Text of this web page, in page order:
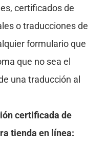
certificados de
o traducciones de
formulario que
que no sea el
una traducción al
certificada de
tienda en línea: